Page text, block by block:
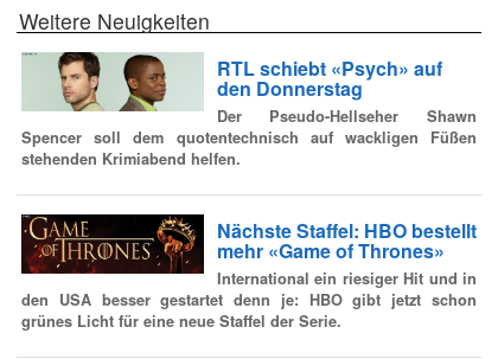
Weitere Neuigkeiten
RTL schiebt «Psych» auf
den Donnerstag
Der Pseudo-Hellseher Shawn
Spencer soll dem quotentechnisch auf wackligen Füßen
stehenden Krimiabend helfen.
Nächste Staffel: HBO bestellt
mehr «Game of Thrones»
International ein riesiger Hit und in
den USA besser gestartet denn je: HBO gibt jetzt schon
grünes Licht für eine neue Staffel der Serie.